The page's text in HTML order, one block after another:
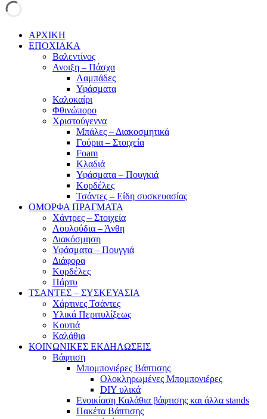
ΑΡΧΙΚΗ
ΕΠΟΧΙΑΚΑ
Βαλεντίνος
Ανοιξη – Πάσχα
Λαμπάδες
Υφάσματα
Καλοκαίρι
Φθινώπορο
Χριστούγεννα
Μπάλες – Διακοσμητικά
Γούρια – Στοιχεία
Foam
Κλαδιά
Υφάσματα – Πουγκιά
Κορδέλες
Τσάντες – Είδη συσκευασίας
ΟΜΟΡΦΑ ΠΡΑΓΜΑΤΑ
Χάντρες – Στοιχεία
Λουλούδια – Άνθη
Διακόσμηση
Υφάσματα – Πουγγιά
Διάφορα
Κορδέλες
Πάρτυ
ΤΣΑΝΤΕΣ – ΣΥΣΚΕΥΑΣΙΑ
Χάρτινες Τσάντες
Υλικά Περιτυλίξεως
Κουτιά
Καλάθια
ΚΟΙΝΩΝΙΚΕΣ ΕΚΔΗΛΩΣΕΙΣ
Βάφτιση
Μπομπονιέρες Βάπτισης
Ολοκληρωμένες Μπομπονιέρες
DIY υλικά
Ενοικίαση Καλάθια βάφτισης και άλλα stands
Πακέτα Βάπτισης